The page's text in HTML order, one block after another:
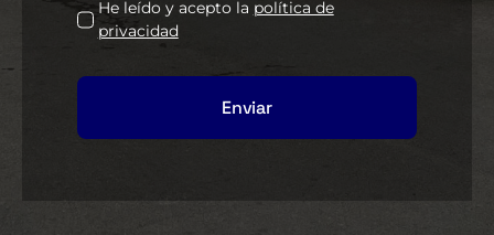
He leído y acepto la política de
privacidad
Enviar